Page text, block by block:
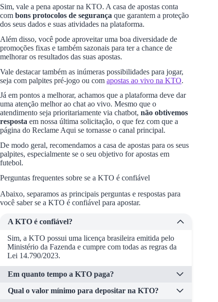
Sim, vale a pena apostar na KTO. A casa de apostas conta
com bons protocolos de segurança que garantem a proteção
dos seus dados e suas atividades na plataforma.
Além disso, você pode aproveitar uma boa diversidade de
promoções fixas e também sazonais para ter a chance de
melhorar os resultados das suas apostas.
Vale destacar também as inúmeras possibilidades para jogar,
seja com palpites pré-jogo ou com apostas ao vivo na KTO.
Já em pontos a melhorar, achamos que a plataforma deve dar
uma atenção melhor ao chat ao vivo. Mesmo que o
atendimento seja prioritariamente via chatbot, não obtivemos
resposta em nossa última solicitação, o que fez com que a
página do Reclame Aqui se tornasse o canal principal.
De modo geral, recomendamos a casa de apostas para os seus
palpites, especialmente se o seu objetivo for apostas em
futebol.
Perguntas frequentes sobre se a KTO é confiável
Abaixo, separamos as principais perguntas e respostas para
você saber se a KTO é confiável para apostar.
A KTO é confiável?
Sim, a KTO possui uma licença brasileira emitida pelo
Ministério da Fazenda e cumpre com todas as regras da
Lei 14.790/2023.
Em quanto tempo a KTO paga?
Qual o valor mínimo para depositar na KTO?